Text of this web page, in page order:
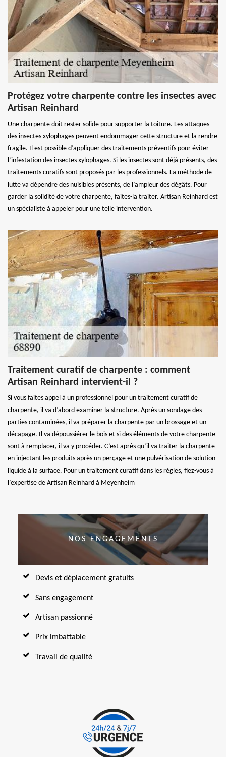
Protégez votre charpente contre les insectes avec
Artisan Reinhard
Une charpente doit rester solide pour supporter la toiture. Les attaques
des insectes xylophages peuvent endommager cette structure et la rendre
fragile. Il est possible d’appliquer des traitements préventifs pour éviter
l’infestation des insectes xylophages. Si les insectes sont déjà présents, des
traitements curatifs sont proposés par les professionnels. La méthode de
lutte va dépendre des nuisibles présents, de l’ampleur des dégâts. Pour
garder la solidité de votre charpente, faites-la traiter. Artisan Reinhard est
un spécialiste à appeler pour une telle intervention.
Traitement curatif de charpente : comment
Artisan Reinhard intervient-il ?
Si vous faites appel à un professionnel pour un traitement curatif de
charpente, il va d’abord examiner la structure. Après un sondage des
parties contaminées, il va préparer la charpente par un brossage et un
décapage. Il va dépoussiérer le bois et si des éléments de votre charpente
sont à remplacer, il va y procéder. C’est après qu’il va traiter la charpente
en injectant les produits après un perçage et une pulvérisation de solution
liquide à la surface. Pour un traitement curatif dans les règles, fiez-vous à
l’expertise de Artisan Reinhard à Meyenheim
NOS ENGAGEMENTS
Devis et déplacement gratuits
Sans engagement
Artisan passionné
Prix imbattable
Travail de qualité